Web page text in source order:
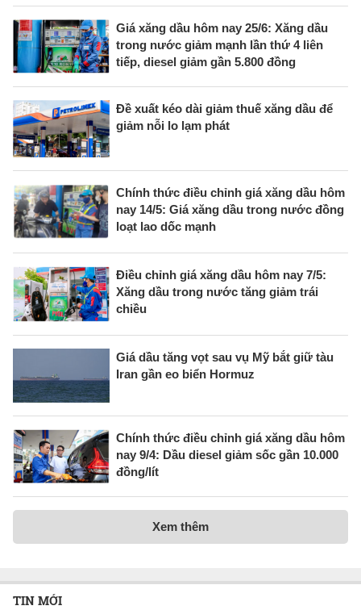
Giá xăng dầu hôm nay 25/6: Xăng dầu
trong nước giảm mạnh lần thứ 4 liên
tiếp, diesel giảm gần 5.800 đồng
Đề xuất kéo dài giảm thuế xăng dầu để
giảm nỗi lo lạm phát
Chính thức điều chỉnh giá xăng dầu hôm
nay 14/5: Giá xăng dầu trong nước đồng
loạt lao dốc mạnh
Điều chỉnh giá xăng dầu hôm nay 7/5:
Xăng dầu trong nước tăng giảm trái
chiều
Giá dầu tăng vọt sau vụ Mỹ bắt giữ tàu
Iran gần eo biển Hormuz
Chính thức điều chỉnh giá xăng dầu hôm
nay 9/4: Dầu diesel giảm sốc gần 10.000
đồng/lít
Xem thêm
TIN MỚI